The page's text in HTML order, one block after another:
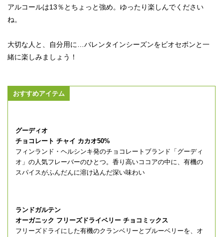
アルコールは13％とちょっと強め。ゆったり楽しんでください
ね。
大切な人と、自分用に…バレンタインシーズンをビオセボンと一
緒に楽しみましょう！
おすすめアイテム
グーディオ
チョコレート チャイ カカオ50%
フィンランド・ヘルシンキ発のチョコレートブランド「グーディ
オ」の人気フレーバーのひとつ。香り高いココアの中に、有機の
スパイスがふんだんに溶け込んだ深い味わい
ランドガルテン
オーガニック フリーズドライベリー チョコミックス
フリーズドライにした有機のクランベリーとブルーベリーを、オ